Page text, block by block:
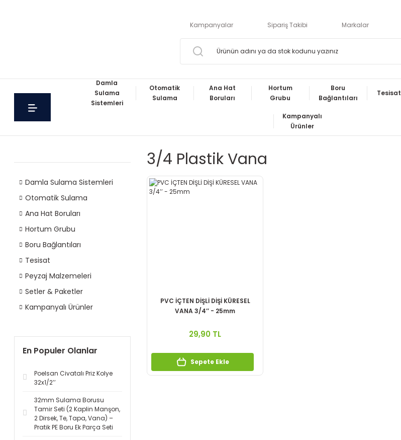
Kampanyalar Sipariş Takibi Markalar
Damla
Sulama
Sistemleri
Otomatik
Sulama
Ana Hat
Boruları
Hortum
Grubu
Boru
Bağlantıları
Tesisat
Kampanyalı
Ürünler
Damla Sulama Sistemleri
Otomatik Sulama
Ana Hat Boruları
Hortum Grubu
Boru Bağlantıları
Tesisat
Peyzaj Malzemeleri
Setler & Paketler
Kampanyalı Ürünler
En Populer Olanlar
Poelsan Civatalı Priz Kolye
32x1/2’’
32mm Sulama Borusu
Tamir Seti (2 Kaplin Manşon,
2 Dirsek, Te, Tapa, Vana) –
Pratik PE Boru Ek Parça Seti
3/4 Plastik Vana
PVC İÇTEN DİŞLİ DİŞİ KÜRESEL
VANA 3/4’’ - 25mm
29,90 TL
Sepete Ekle